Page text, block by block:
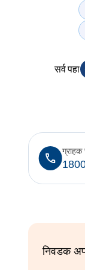
सर्व पहा
ग्राहक
निवडक